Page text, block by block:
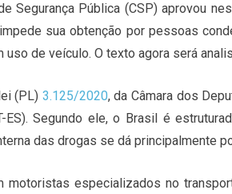
Segurança Pública (CSP) aprovou
sua obtenção por pessoas
uso de veículo. O texto agora será
(PL) 3.125/2020, da Câmara dos
ES). Segundo ele, o Brasil é
das drogas se dá principalmente
motoristas especializados no